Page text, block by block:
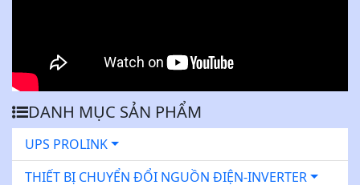
DANH MỤC SẢN PHẨM
UPS PROLINK
THIẾT BỊ CHUYỂN ĐỔI NGUỒN ĐIỆN-INVERTER